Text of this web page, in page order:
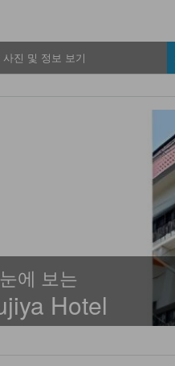
사진 및 정보 보기
에 보는
Hotel